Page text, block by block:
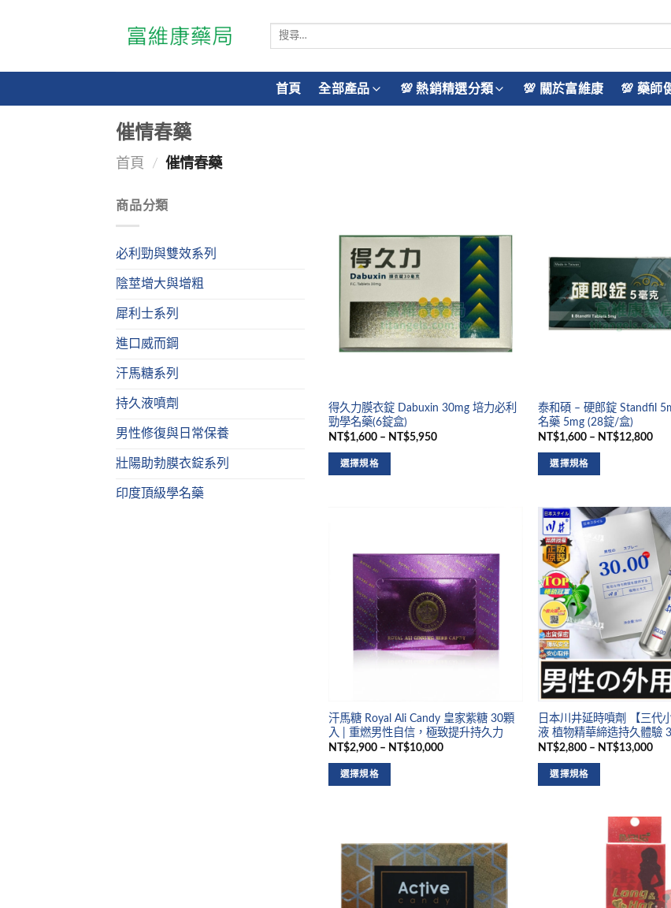
搜
鍵
字:
首頁 全部產品 💯 熱銷精選分類 💯 關於富維康 💯 藥師
催情春藥
首頁 / 催情春藥
商品分類
必利勁與雙效系列
陰莖增大與增粗
犀利士系列
進口威而鋼
汗馬糖系列
持久液噴劑
男性修復與日常保養
壯陽助勃膜衣錠系列
印度頂級學名藥
得久力膜衣錠 Dabuxin 30mg 培力必利
勁學名藥(6錠盒)
NT$1,600 – NT$5,950
選擇規格
泰和碩 – 硬郎錠 Standfil
名藥 5mg (28錠/盒)
NT$1,600 – NT$12,800
選擇規格
汗馬糖 Royal Ali Candy 皇家紫糖 30顆
入 | 重燃男性自信，極致提升持久力
NT$2,900 – NT$10,000
選擇規格
日本川井延時噴劑 【三代
液 植物精華締造持久體驗
NT$2,800 – NT$13,000
選擇規格